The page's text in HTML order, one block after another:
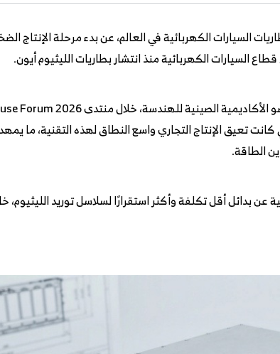
السيارات الكهربائية في العالم، عن بدء مرحلة الإنتاج
تعيق الإنتاج التجاري واسع النطاق لهذه التقنية، ما
الطاقة.
بدائل أقل تكلفة وأكثر استقرارًا لسلاسل توريد